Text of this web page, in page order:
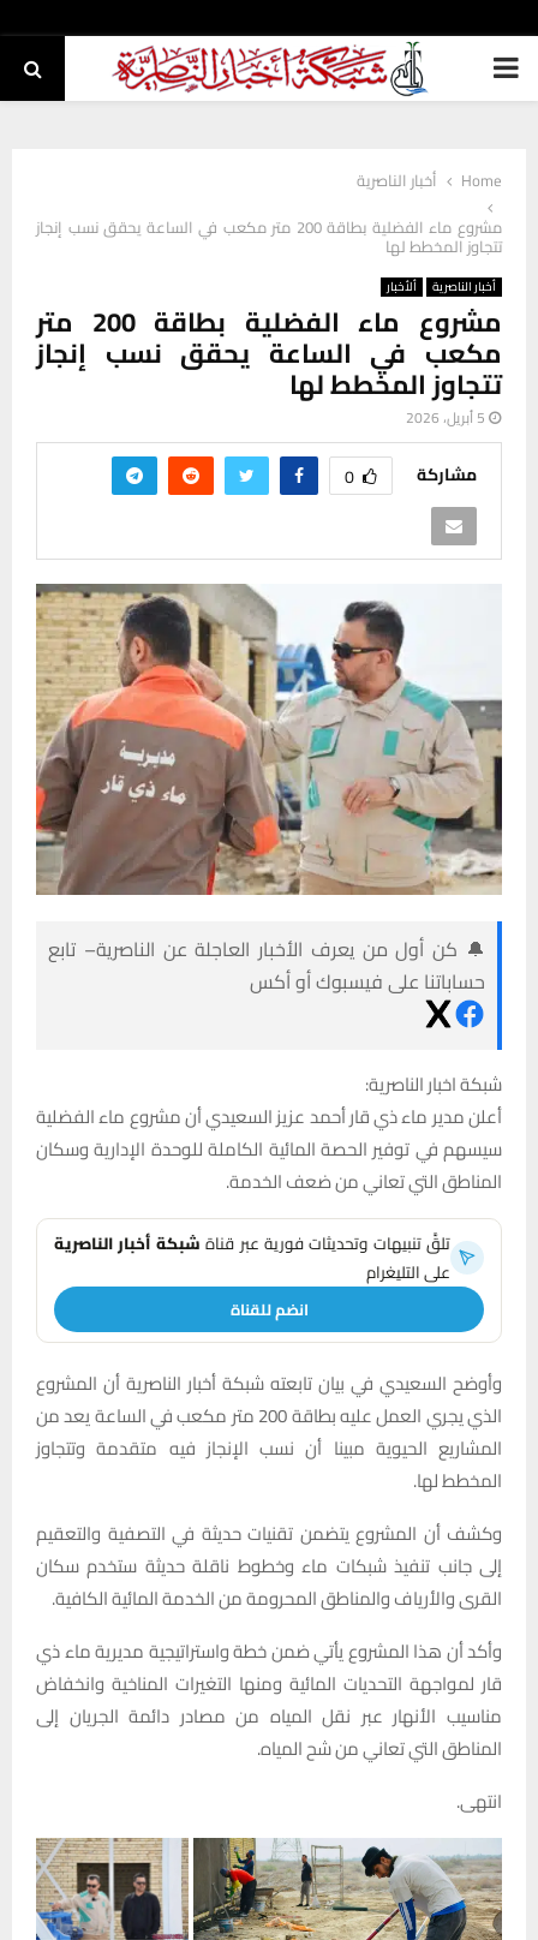
PRIMARY
Home
أخبار الناصرية
مشروع ماء الفضلية بطاقة 200 متر مكعب في الساعة يحقق نسب إنجاز
تتجاوز المخطط لها
أخبار الناصرية ألأخبار
مشروع ماء الفضلية بطاقة 200 متر
مكعب في الساعة يحقق نسب إنجاز
تتجاوز المخطط لها
5 أبريل، 2026
مشاركة 0
🔔 كن أول من يعرف الأخبار العاجلة عن الناصرية– تابع
حساباتنا على فيسبوك أو أكس
شبكة اخبار الناصرية:
أعلن مدير ماء ذي قار أحمد عزيز السعيدي أن مشروع ماء الفضلية
سيسهم في توفير الحصة المائية الكاملة للوحدة الإدارية وسكان
المناطق التي تعاني من ضعف الخدمة.
تلقَّ تنبيهات وتحديثات فورية عبر قناةشبكة أخبار الناصرية
على التليغرام
انضم للقناة
وأوضح السعيدي في بيان تابعته شبكة أخبار الناصرية أن المشروع
الذي يجري العمل عليه بطاقة 200 متر مكعب في الساعة يعد من
المشاريع الحيوية مبينا أن نسب الإنجاز فيه متقدمة وتتجاوز
المخطط لها.
وكشف أن المشروع يتضمن تقنيات حديثة في التصفية والتعقيم
إلى جانب تنفيذ شبكات ماء وخطوط ناقلة حديثة ستخدم سكان
القرى والأرياف والمناطق المحرومة من الخدمة المائية الكافية.
وأكد أن هذا المشروع يأتي ضمن خطة واستراتيجية مديرية ماء ذي
قار لمواجهة التحديات المائية ومنها التغيرات المناخية وانخفاض
مناسيب الأنهار عبر نقل المياه من مصادر دائمة الجريان إلى
المناطق التي تعاني من شح المياه.
انتهى.